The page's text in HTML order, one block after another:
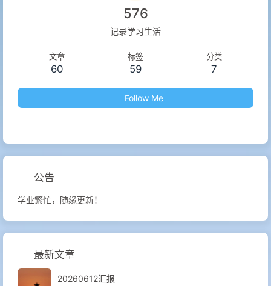
576
记录学习生活
文章
60
标签
59
分类
7
Follow Me
公告
学业繁忙，随缘更新！
最新文章
20260612汇报